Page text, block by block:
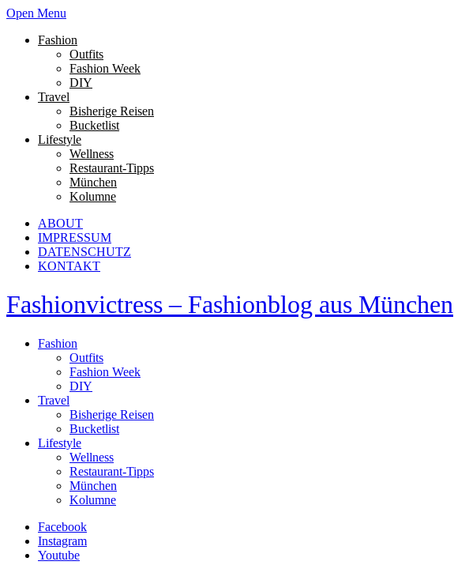
Open Menu
Fashion
Outfits
Fashion Week
DIY
Travel
Bisherige Reisen
Bucketlist
Lifestyle
Wellness
Restaurant-Tipps
München
Kolumne
ABOUT
IMPRESSUM
DATENSCHUTZ
KONTAKT
Fashionvictress – Fashionblog aus München
Fashion
Outfits
Fashion Week
DIY
Travel
Bisherige Reisen
Bucketlist
Lifestyle
Wellness
Restaurant-Tipps
München
Kolumne
Facebook
Instagram
Youtube